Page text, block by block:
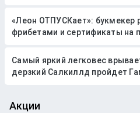
«Леон ОТПУСКает»: букмекер
фрибетами и сертификаты на
Самый яркий легковес
дерзкий Салкиллд пройдет
Акции